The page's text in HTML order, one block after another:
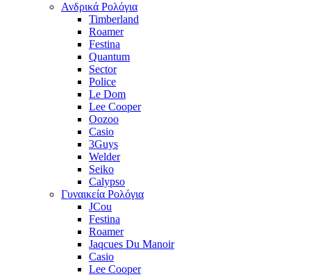
Ανδρικά Ρολόγια
Timberland
Roamer
Festina
Quantum
Sector
Police
Le Dom
Lee Cooper
Oozoo
Casio
3Guys
Welder
Seiko
Calypso
Γυναικεία Ρολόγια
JCou
Festina
Roamer
Jaqcues Du Manoir
Casio
Lee Cooper